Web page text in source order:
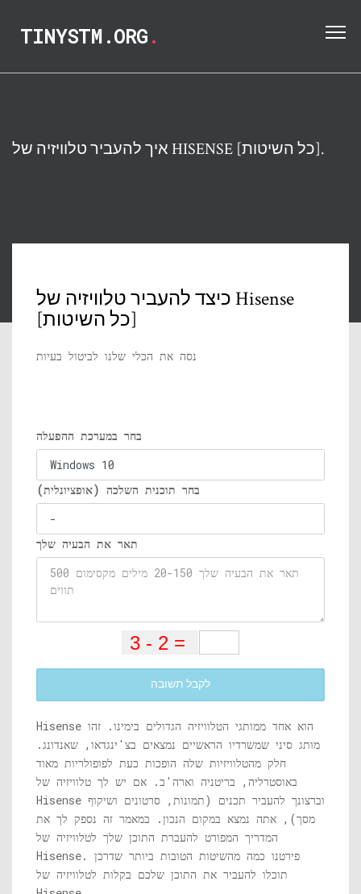
TINYSTM.ORG.
איך להעביר טלוויזיה של HISENSE [כל השיטות].
כיצד להעביר טלוויזיה של Hisense
[כל השיטות]
נסה את הכלי שלנו לביטול בעיות
בחר במערכת ההפעלה
בחר תוכנית השלכה (אופציונלית)
תאר את הבעיה שלך
לקבל תשובה
Hisense הוא אחד ממותגי הטלוויזיה הגדולים בימינו. זהו
מותג סיני שמשרדיו הראשיים נמצאים בצ'ינגדאו, שאנדונג.
חלק מהטלוויזיות שלה הופכות כעת לפופולריות מאוד
באוסטרליה, בריטניה וארה'ב. אם יש לך טלוויזיה של
Hisense וברצונך להעביר תכנים (תמונות, סרטונים ושיקוף
מסך), אתה נמצא במקום הנכון. במאמר זה נספק לך את
המדריך המפורט להעברת התוכן שלך לטלוויזיה של
Hisense. פירטנו כמה מהשיטות הטובות ביותר שדרכן
תוכלו להעביר את התוכן שלכם בקלות לטלוויזיה של